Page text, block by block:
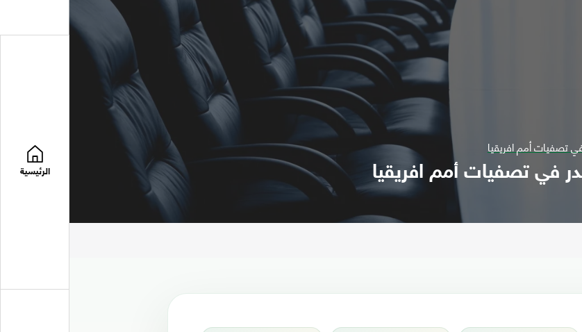
الرئيسية
تصفيات أمم افريقيا
في تصفيات أمم افريقيا